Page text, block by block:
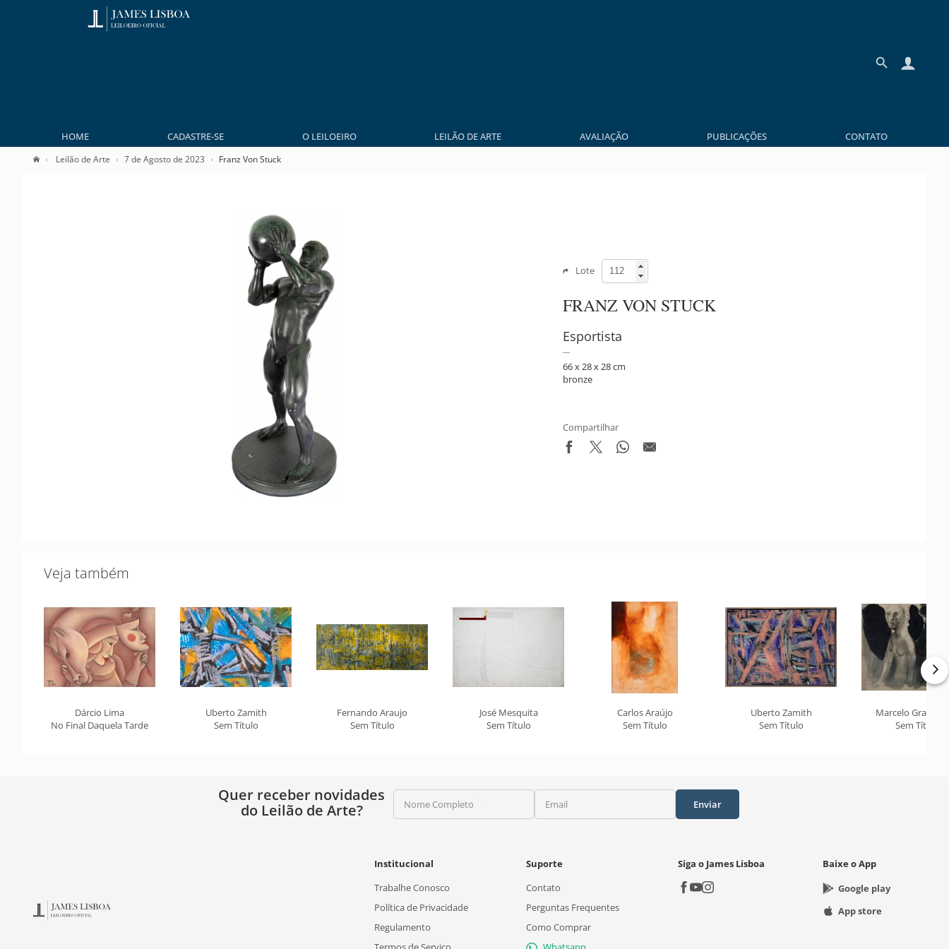
HOME CADASTRE-SE O LEILOEIRO LEILÃO DE ARTE AVALIAÇÃO PUBLICAÇÕES CONTATO
Leilão de Arte 7 de Agosto de 2023 Franz Von Stuck
Lote
FRANZ VON STUCK
Esportista
66 x 28 x 28 cm
bronze
Compartilhar
Veja também
Dárcio Lima
No Final Daquela Tarde
Uberto Zamith
Sem Título
Fernando Araujo
Sem Título
José Mesquita
Sem Título
Carlos Araújo
Sem Título
Uberto Zamith
Sem Título
Marcelo
Sem Título
Quer receber novidades
do Leilão de Arte?
Nome Completo Email Enviar
Institucional
Trabalhe Conosco
Política de Privacidade
Regulamento
Suporte
Contato
Perguntas Frequentes
Como Comprar
Siga o James Lisboa
Baixe o App
Google play
App store